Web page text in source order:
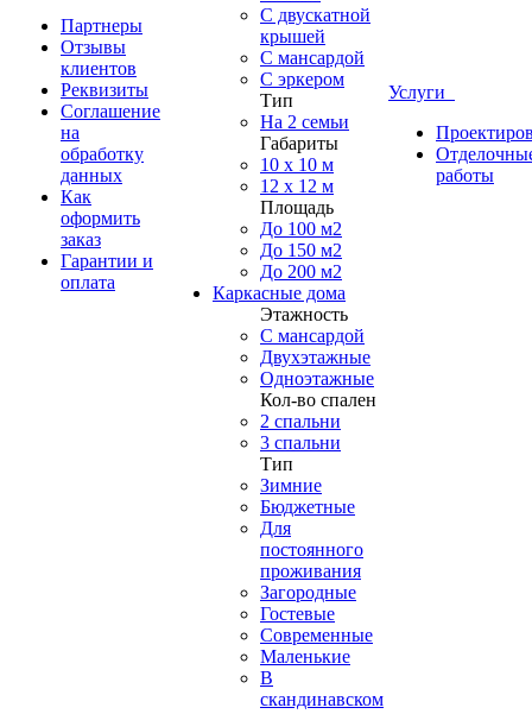
Партнеры
Отзывы
клиентов
Реквизиты
Соглашение
на
обработку
данных
Как
оформить
заказ
Гарантии и
оплата
С двускатной
крышей
С мансардой
С эркером
Тип
На 2 семьи
Габариты
10 x 10 м
12 x 12 м
Площадь
До 100 м2
До 150 м2
До 200 м2
Каркасные дома
Этажность
С мансардой
Двухэтажные
Одноэтажные
Кол-во спален
2 спальни
3 спальни
Тип
Зимние
Бюджетные
Для
постоянного
проживания
Загородные
Гостевые
Современные
Маленькие
В
скандинавском
Услуги
работы